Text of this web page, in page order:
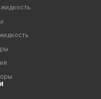
узлов
нагрузок в широком
в течение всего